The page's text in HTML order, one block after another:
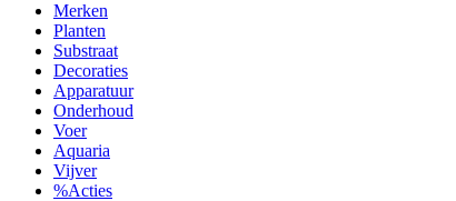
Merken
Planten
Substraat
Decoraties
Apparatuur
Onderhoud
Voer
Aquaria
Vijver
%Acties